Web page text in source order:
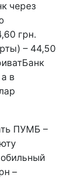
через
грн.
– 44,50
в
ПУМБ –
–